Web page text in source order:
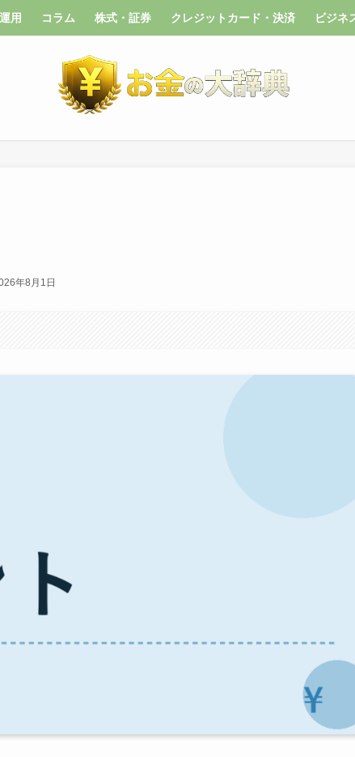
用 コラム 株式・証券 クレジットカード・決済 ビジネ
年8月1日